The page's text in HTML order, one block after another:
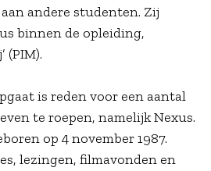
andere studenten. Zij
binnen de opleiding,
(PIM).
is reden voor een aantal
te roepen, namelijk Nexus.
op 4 november 1987.
lezingen, filmavonden en